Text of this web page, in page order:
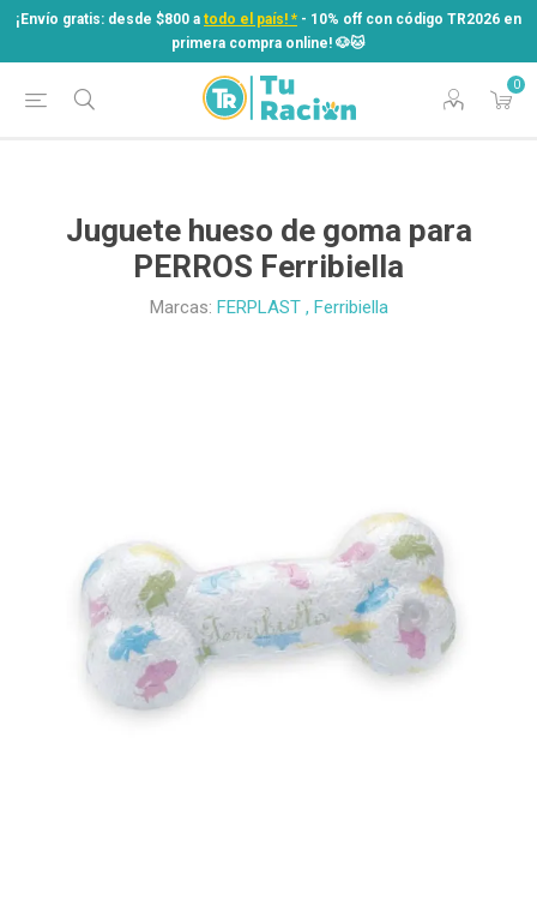
¡Envío gratis: desde $800 a todo el país! * - 10% off con código TR2026 en
primera compra online! ​🐶​🐱
0
¡Envío gratis: desde $800 atodo el país! *
- 10% off con código TR2026 en
primera compra online! ​🐶​🐱
Juguete hueso de goma para
PERROS Ferribiella
Marcas: FERPLAST , Ferribiella